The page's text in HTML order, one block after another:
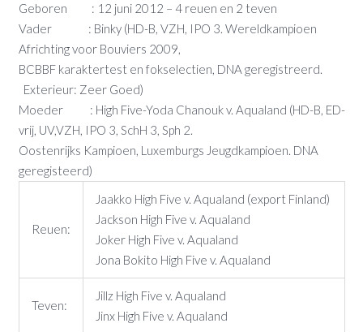
Geboren : 12 juni 2012 – 4 reuen en 2 teven
Vader : Binky (HD-B, VZH, IPO 3. Wereldkampioen
Africhting voor Bouviers 2009,
BCBBF karaktertest en fokselectien, DNA geregistreerd.
Exterieur: Zeer Goed)
Moeder : High Five-Yoda Chanouk v. Aqualand (HD-B, ED-
vrij, UV,VZH, IPO 3, SchH 3, Sph 2.
Oostenrijks Kampioen, Luxemburgs Jeugdkampioen. DNA
geregisteerd)
Reuen:
Jaakko High Five v. Aqualand (export Finland)
Jackson High Five v. Aqualand
Joker High Five v. Aqualand
Jona Bokito High Five v. Aqualand
Teven:
Jillz High Five v. Aqualand
Jinx High Five v. Aqualand